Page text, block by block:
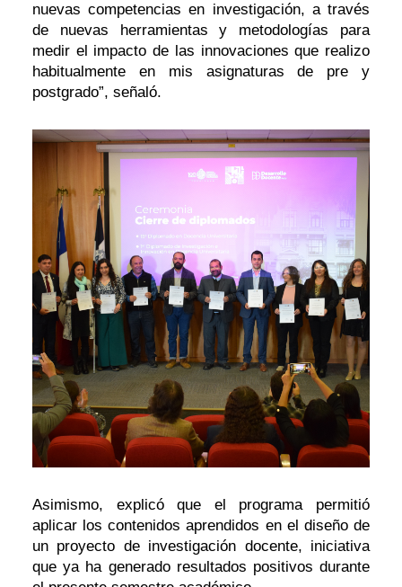
nuevas competencias en investigación, a través
de nuevas herramientas y metodologías para
medir el impacto de las innovaciones que realizo
habitualmente en mis asignaturas de pre y
postgrado”, señaló.
Asimismo, explicó que el programa permitió
aplicar los contenidos aprendidos en el diseño de
un proyecto de investigación docente, iniciativa
que ya ha generado resultados positivos durante